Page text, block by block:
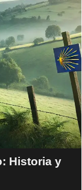
Historia y